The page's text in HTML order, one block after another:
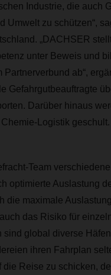
Industrie, die auch
Umwelt zu schützen“,
„DACHSER
unter Beweis und
ab“,
Gefahrgutbeauftragte
Darüber hinaus
Logistik geschult.
Team
optimierte Auslastung
die maximale
das Risiko für
global diverse
ihren Fahrplan
Reise zu schicken,